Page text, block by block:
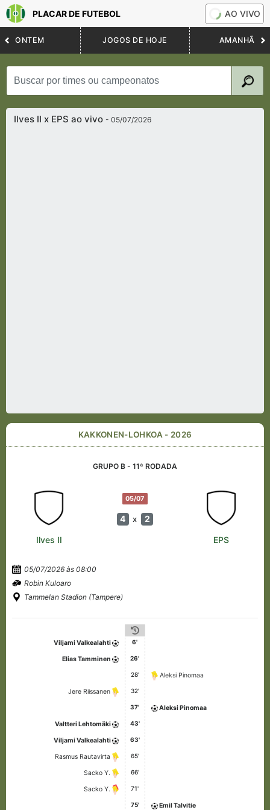
PLACAR DE FUTEBOL AO VIVO
ONTEM JOGOS DE HOJE AMANHÃ
Ilves II x EPS ao vivo- 05/07/2026
KAKKONEN-LOHKOA - 2026
GRUPO B - 11ª RODADA
05/07
4 x 2
Ilves II EPS
05/07/2026 às 08:00
Robin Kuloaro
Tammelan Stadion (Tampere)
Viljami Valkealahti 6'
Elias Tamminen 26'
28' Aleksi Pinomaa
Jere Riissanen 32'
37' Aleksi Pinomaa
Valtteri Lehtomäki 43'
Viljami Valkealahti 63'
Rasmus Rautavirta 65'
Sacko Y. 66'
Sacko Y. 71'
75' Emil Talvitie